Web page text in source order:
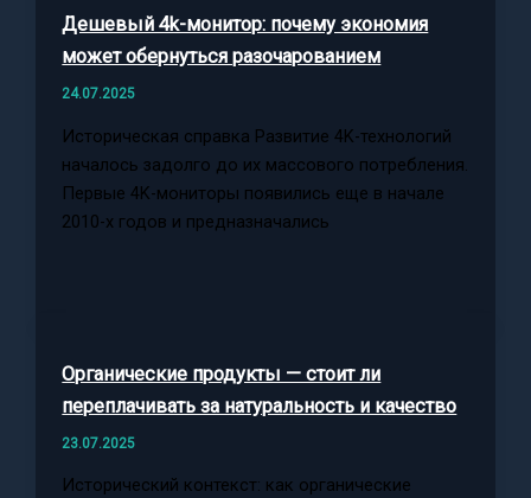
Дешевый 4k-монитор: почему экономия
может обернуться разочарованием
24.07.2025
Историческая справка Развитие 4K-технологий
началось задолго до их массового потребления.
Первые 4K-мониторы появились еще в начале
2010-х годов и предназначались
Органические продукты — стоит ли
переплачивать за натуральность и качество
23.07.2025
Исторический контекст: как органические